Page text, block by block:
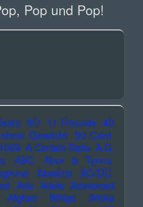
Pop und Pop!
!K7 11 Freunde 40
Gewicht 50 Cent
A Certain Ratio A.G.
ABC
Abor & Tynna
Abwärts AC/DC
Ada Adele Advanced
Afghan Whigs
Afrika